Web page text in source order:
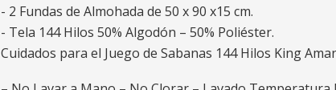
- 2 Fundas de Almohada de 50 x 90 x15 cm.
- Tela 144 Hilos 50% Algodón – 50% Poliéster.
Cuidados para el Juego de Sabanas 144 Hilos King